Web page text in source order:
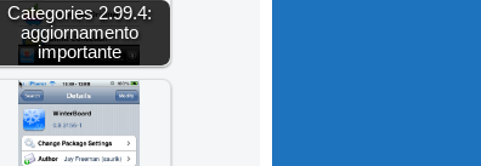
Categories 2.99.4:
aggiornamento
importante